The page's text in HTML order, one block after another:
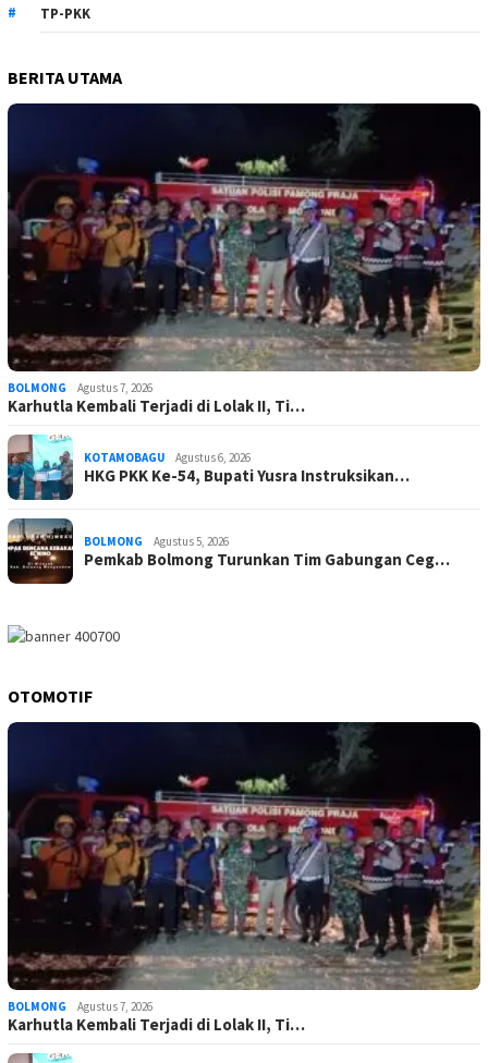
TP-PKK
BERITA UTAMA
BOLMONG Agustus 7, 2026
Karhutla Kembali Terjadi di Lolak II, Ti…
KOTAMOBAGU Agustus 6, 2026
HKG PKK Ke-54, Bupati Yusra Instruksikan…
BOLMONG Agustus 5, 2026
Pemkab Bolmong Turunkan Tim Gabungan Ceg…
OTOMOTIF
BOLMONG Agustus 7, 2026
Karhutla Kembali Terjadi di Lolak II, Ti…